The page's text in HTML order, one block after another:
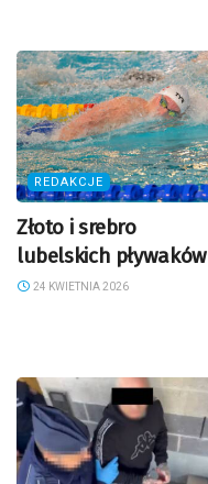
REDAKCJE
Złoto i srebro
lubelskich pływaków
24 KWIETNIA 2026